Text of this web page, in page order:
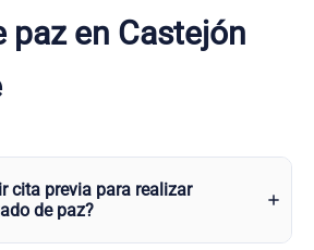
paz en Castejón
cita previa para realizar
de paz?